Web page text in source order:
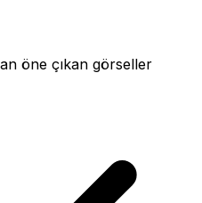
öne çıkan görseller